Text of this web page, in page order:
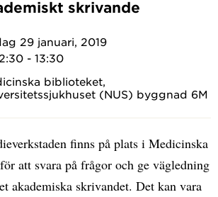
skrivande
29 januari, 2019
- 13:30
biblioteket,
(NUS) byggnad 6M
finns på plats i Medicinska
att svara på frågor och ge vägledning
akademiska skrivandet. Det kan vara